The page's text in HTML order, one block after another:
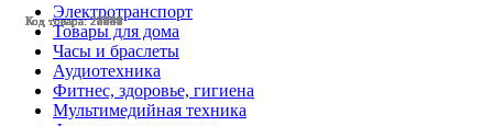
Код товара: 28551
Код товара: 28547
Код товара: 28480
Код товара: 28248
Код товара: 27690
Код товара: 27643
Код товара: 25125
Код товара: 24447
Код товара: 23087
Код товара: 22282
Код товара: 28544
Код товара: 28367
Электротранспорт
Товары для дома
Часы и браслеты
Аудиотехника
Фитнес, здоровье, гигиена
Мультимедийная техника